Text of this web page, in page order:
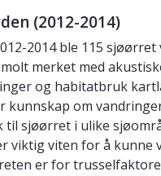
(2012-2014)
2014 ble 115
merket med
og habitatbruk
kunnskap om
til sjøørret i ulike
viktig viten for å kunne
er for